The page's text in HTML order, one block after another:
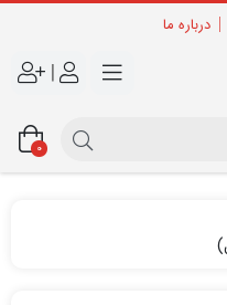
درباره ما
|
0